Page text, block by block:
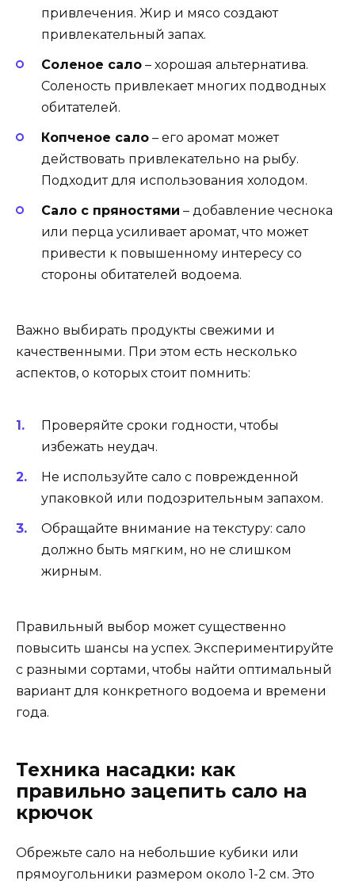
привлечения. Жир и мясо создают
привлекательный запах.
Соленое сало – хорошая альтернатива.
Соленость привлекает многих подводных
обитателей.
Копченое сало – его аромат может
действовать привлекательно на рыбу.
Подходит для использования холодом.
Сало с пряностями – добавление чеснока
или перца усиливает аромат, что может
привести к повышенному интересу со
стороны обитателей водоема.
Важно выбирать продукты свежими и
качественными. При этом есть несколько
аспектов, о которых стоит помнить:
Проверяйте сроки годности, чтобы
избежать неудач.
Не используйте сало с поврежденной
упаковкой или подозрительным запахом.
Обращайте внимание на текстуру: сало
должно быть мягким, но не слишком
жирным.
Правильный выбор может существенно
повысить шансы на успех. Экспериментируйте
с разными сортами, чтобы найти оптимальный
вариант для конкретного водоема и времени
года.
Техника насадки: как
правильно зацепить сало на
крючок
Обрежьте сало на небольшие кубики или
прямоугольники размером около 1-2 см. Это